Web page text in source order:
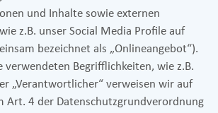
und Inhalte sowie externen
z.B. unser Social Media Profile auf
bezeichnet als „Onlineangebot“).
verwendeten Begrifflichkeiten, wie z.B.
„Verantwortlicher“ verweisen wir auf
Art. 4 der Datenschutzgrundverordnung